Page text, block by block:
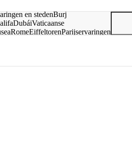
en stedenBurj
DubáiVaticaanse
RomeEiffeltorenParijservaringen